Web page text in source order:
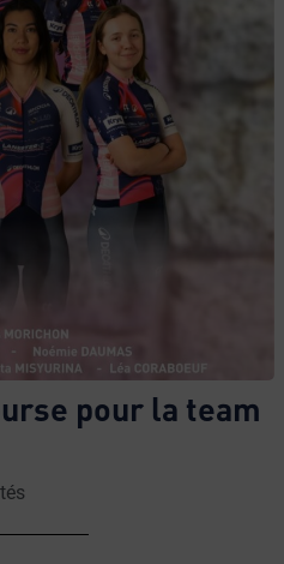
pour la team